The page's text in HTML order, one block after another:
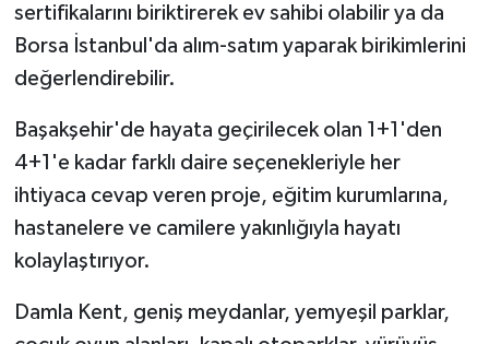
sertifikalarını biriktirerek ev sahibi olabilir ya da
Borsa İstanbul'da alım-satım yaparak birikimlerini
değerlendirebilir.
Başakşehir'de hayata geçirilecek olan 1+1'den
4+1'e kadar farklı daire seçenekleriyle her
ihtiyaca cevap veren proje, eğitim kurumlarına,
hastanelere ve camilere yakınlığıyla hayatı
kolaylaştırıyor.
Damla Kent, geniş meydanlar, yemyeşil parklar,